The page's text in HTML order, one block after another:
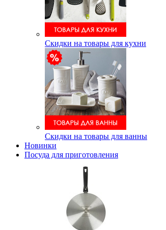
Скидки на товары для кухни
Скидки на товары для ванны
Новинки
Посуда для приготовления